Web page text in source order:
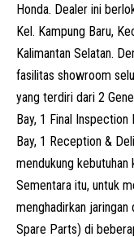
Honda. Dealer ini
Kel. Kampung Baru,
Kalimantan Selatan.
fasilitas showroom
yang terdiri dari 2
Bay, 1 Final Inspection
Bay, 1 Reception &
mendukung kebutuhan
Sementara itu, untuk
menghadirkan
Spare Parts) di